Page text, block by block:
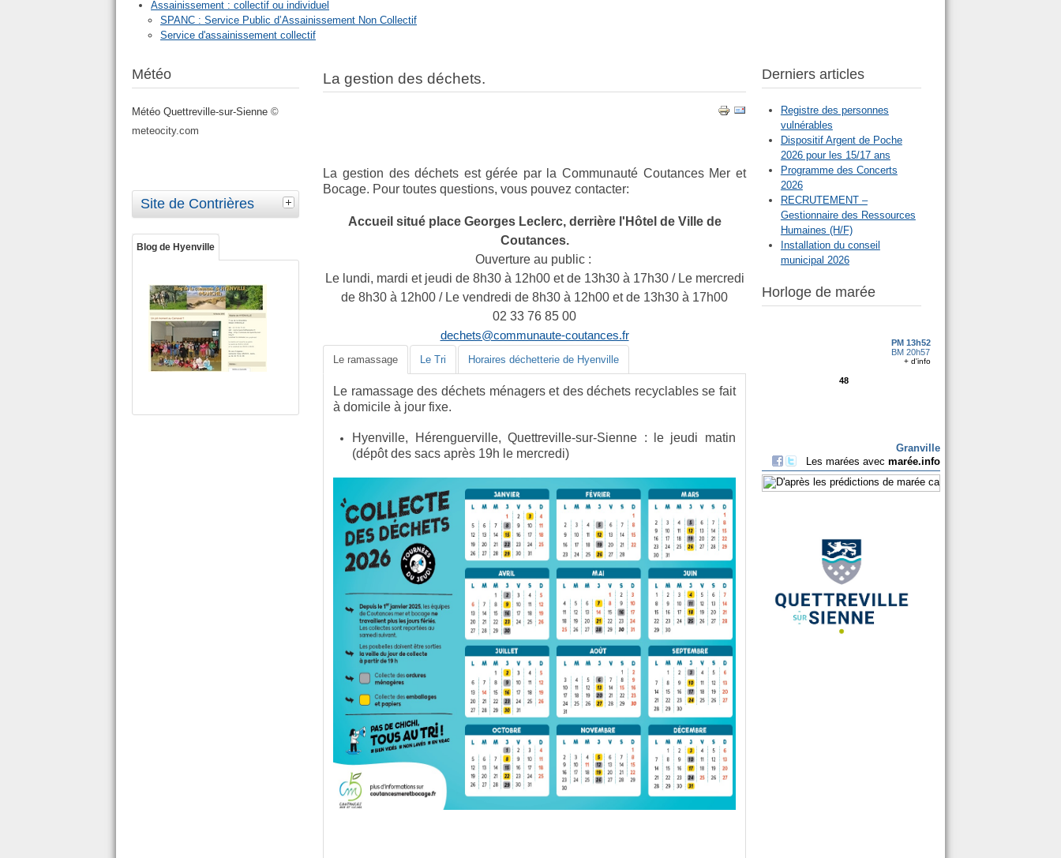
Assainissement : collectif ou individuel
SPANC : Service Public d’Assainissement Non Collectif
Service d'assainissement collectif
Météo
Météo Quettreville-sur-Sienne ©
meteocity.com
Site de Contrières
Blog de Hyenville
La gestion des déchets.
La gestion des déchets est gérée par la Communauté Coutances Mer et
Bocage. Pour toutes questions, vous pouvez contacter:
Accueil situé place Georges Leclerc, derrière l'Hôtel de Ville de
Coutances.
Ouverture au public :
Le lundi, mardi et jeudi de 8h30 à 12h00 et de 13h30 à 17h30 / Le mercredi
de 8h30 à 12h00 / Le vendredi de 8h30 à 12h00 et de 13h30 à 17h00
02 33 76 85 00
dechets@communaute-coutances.fr
Le ramassage Le Tri Horaires déchetterie de Hyenville
Le ramassage des déchets ménagers et des déchets recyclables se fait
à domicile à jour fixe.
Hyenville, Hérenguerville, Quettreville-sur-Sienne :
le jeudi matin
(dépôt des sacs après 19h le mercredi)
Derniers articles
Registre des personnes
vulnérables
Dispositif Argent de Poche
2026 pour les 15/17 ans
Programme des Concerts
2026
RECRUTEMENT –
Gestionnaire des Ressources
Humaines (H/F)
Installation du conseil
municipal 2026
Horloge de marée